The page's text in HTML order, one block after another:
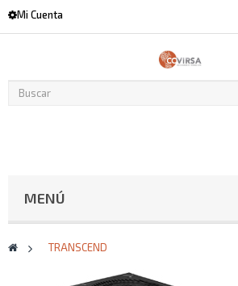
Mi Cuenta
MENÚ
> TRANSCEND